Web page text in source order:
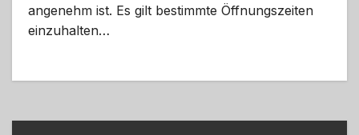
angenehm ist. Es gilt bestimmte Öffnungszeiten
einzuhalten…